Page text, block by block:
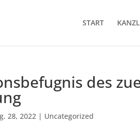
START
des
28, 2022 | Uncategorized